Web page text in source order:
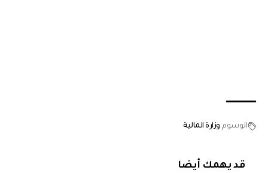
الوسوم وزارة المالية
قد يهمك أيضا